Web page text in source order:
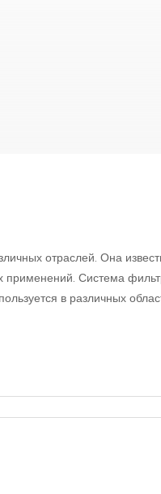
отраслей. Она
применений. Система
в различных